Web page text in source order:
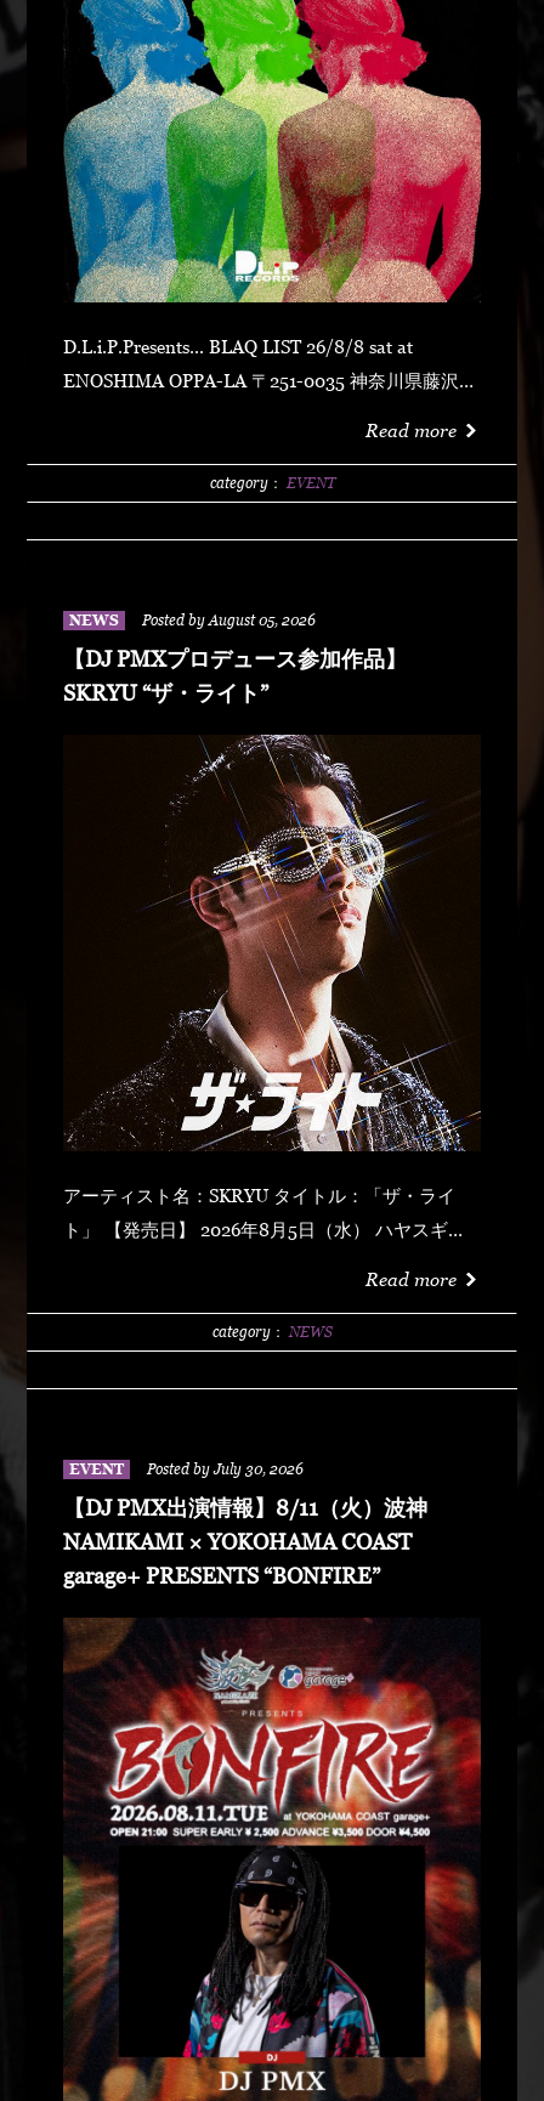
D.L.i.P.Presents... BLAQ LIST 26/8/8 sat at
ENOSHIMA OPPA-LA 〒251-0035 神奈川県藤沢市
2500/1dLADY'S FREE HOTTS GUEST DJ PMX
MANLEXKILLAHSHARKHEDMAO & MAGOODZ
Read more
category： EVENT
NEWS Posted by August 05, 2026
【DJ PMXプロデュース参加作品】
SKRYU “ザ・ライト”
アーティスト名：SKRYU タイトル：「ザ・ライ
ト」 【発売日】 2026年8月5日（水） ハヤスギテ
リング (prod by DJ PMX) マッパ・ノ・オウサマ
Read more
category： NEWS
EVENT Posted by July 30, 2026
【DJ PMX出演情報】8/11（火）波神
NAMIKAMI × YOKOHAMA COAST
garage+ PRESENTS “BONFIRE”